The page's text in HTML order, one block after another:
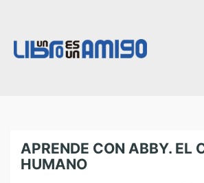
APRENDE CON ABBY. EL
HUMANO